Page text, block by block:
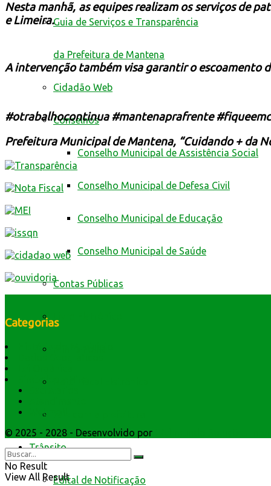
Guia de Serviços e Transparência
da Prefeitura de Mantena
Cidadão Web
Conselhos
Conselho Municipal de Assistência Social
Conselho Municipal de Defesa Civil
Conselho Municipal de Educação
Conselho Municipal de Saúde
Contas Públicas
Trânsito
Edital de Notificação
Nesta manhã, as equipes realizam os serviços de
e Limeira.
A intervenção também visa garantir o escoamento
#otrabalhocontinua #mantenaprafrente
Prefeitura Municipal de Mantena, “Cuidando + da
Categorias
História do Município
Símbolos e Hino
Webmail
© 2025 - 2028 - Desenvolvido por
No Result
View All Result